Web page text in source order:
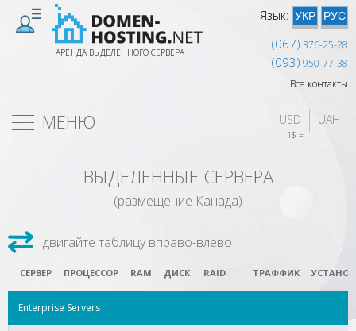
АРЕНДА ВЫДЕЛЕННОГО СЕРВЕРА
Язык: УКР РУС
(067) 376-25-28
(093) 950-77-38
Все контакты
USD
1$ =
UAH
МЕНЮ
ВЫДЕЛЕННЫЕ СЕРВЕРА
(размещение Канада)
СЕРВЕР ПРОЦЕССОР RAM ДИСК RAID ТРАФФИК
Enterprise Servers